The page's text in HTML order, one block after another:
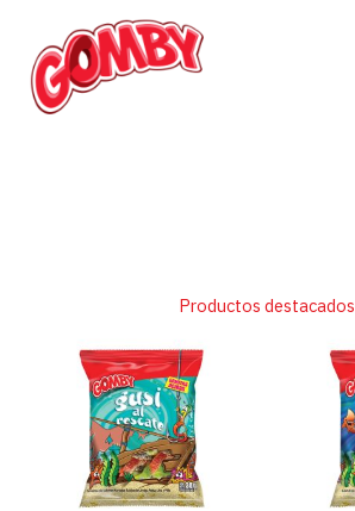
contenido
Productos destacados